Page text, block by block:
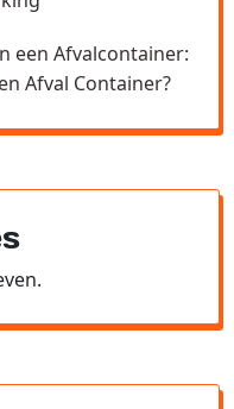
een Afvalcontainer:
Afval Container?